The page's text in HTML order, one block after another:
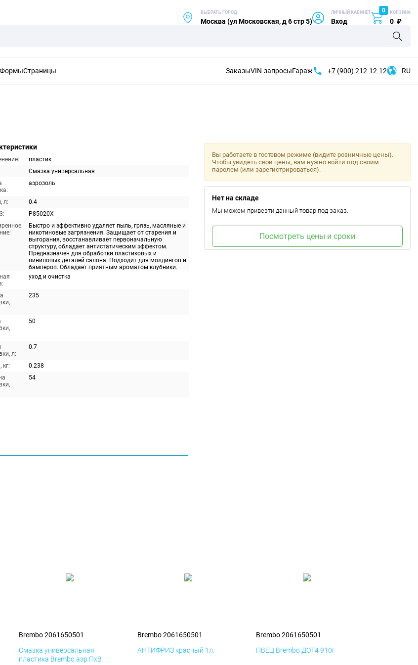
ВЫБРАТЬ ГОРОД
Москва (ул Московская, д 6 стр 5)
ЛИЧНЫЙ КАБИНЕТ
Вход
0 КОРЗИНА
0 ₽
ФормыСтраницы ЗаказыVIN-запросыГараж +7 (900) 212-12-12 RU
пластик
Смазка универсальная
аэрозоль
л:
0.4
P85020X
Быстро и эффективно удаляет пыль, грязь, масляные и
никотиновые загрязнения. Защищает от старения и
выгорания, восстанавливает первоначальную
структуру, обладает антистатическим эффектом.
Предназначен для обработки пластиковых и
виниловых деталей салона. Подходит для молдингов и
бамперов. Обладает приятным ароматом клубники.
уход и очистка
235
50
л:
0.7
кг:
0.238
54
Вы работаете в гостевом режиме (видите розничные цены).
Чтобы увидеть свои цены, вам нужно войти под своим
паролем (или зарегистрироваться).
Нет на складе
Мы можем привезти данный товар под заказ.
Посмотреть цены и сроки
Brembo 2061650501
Смазка универсальная
пластика Brembo аэр ПхВ
Brembo 2061650501
АНТИФРИЗ красный 1л.
Brembo 2061650501
ПВЕЦ Brembo ДОТ4 910г